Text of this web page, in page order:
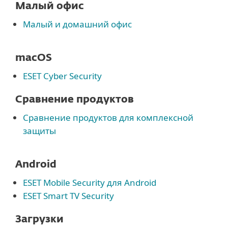
Малый офис
Малый и домашний офис
macOS
ESET Cyber Security
Сравнение продуктов
Сравнение продуктов для комплексной
защиты
Android
ESET Mobile Security для Android
ESET Smart TV Security
Загрузки